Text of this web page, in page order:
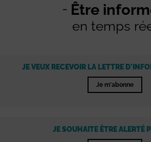
Être
en temps
JE VEUX RECEVOIR LA LETTRE
Je m'abonne
JE SOUHAITE ÊTRE ALERTÉ